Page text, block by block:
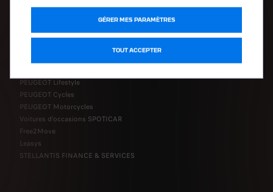
Accessories
PEUGEOT Lifestyle
PEUGEOT Cycles
PEUGEOT Motorcycles
Voitures d'occasions SPOTICAR
Free2Move
Leasys
STELLANTIS FINANCE & SERVICES
GÉRER MES PARAMÈTRES
TOUT ACCEPTER